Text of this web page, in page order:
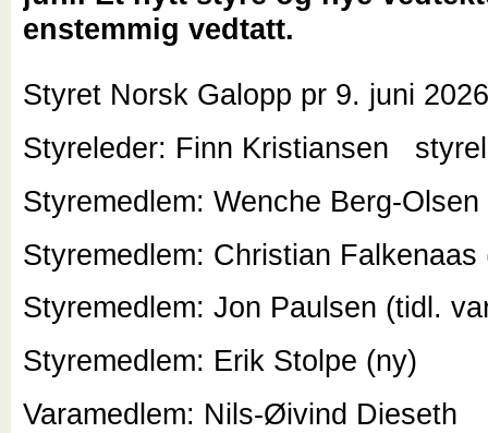
enstemmig vedtatt.
Styret Norsk Galopp pr 9. juni
Styreleder: Finn Kristiansen
Styremedlem: Wenche Berg-Olsen
Styremedlem: Christian
Styremedlem: Jon Paulsen (tidl.
Styremedlem: Erik Stolpe (ny)
Varamedlem: Nils-Øivind